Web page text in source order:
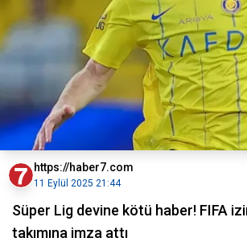
https://haber7.com
11 Eylül 2025 21:44
Süper Lig devine kötü haber! FIFA
takımına imza attı